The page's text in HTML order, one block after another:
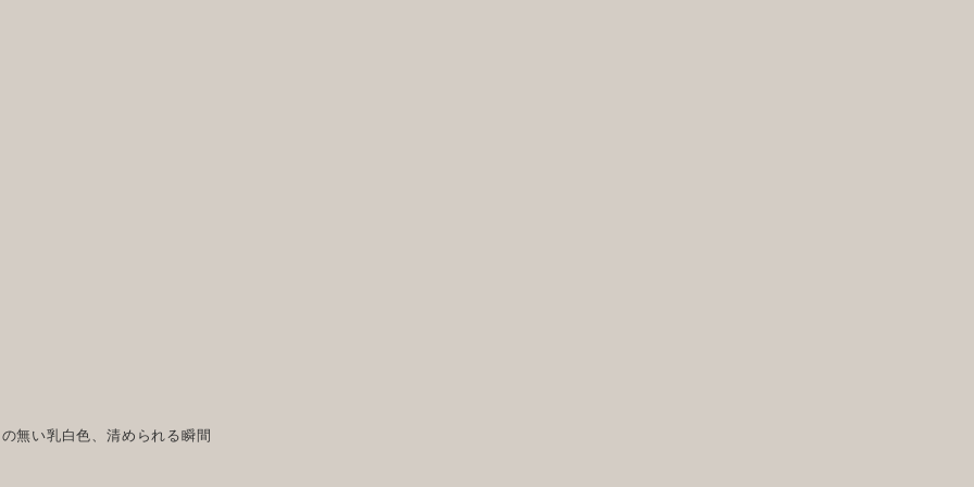
無い乳白色、清められる瞬間